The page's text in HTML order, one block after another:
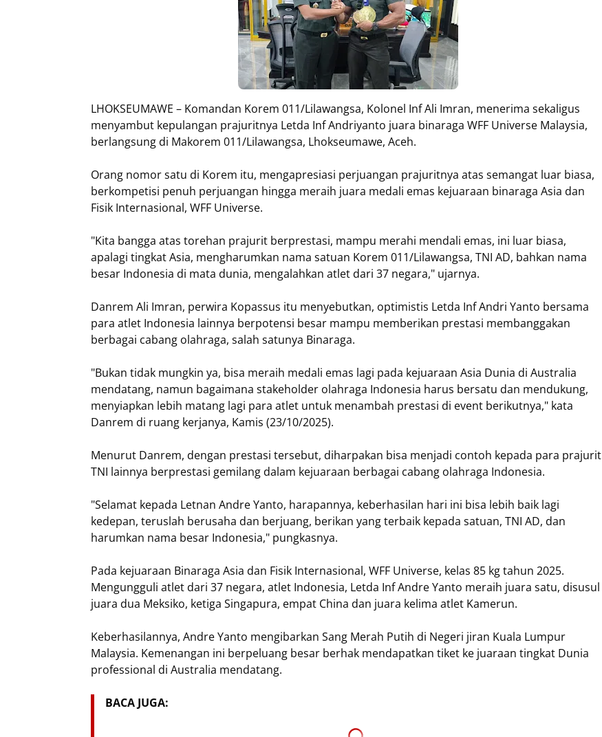
LHOKSEUMAWE – Komandan Korem 011/Lilawangsa, Kolonel Inf Ali Imran, menerima sekaligus
menyambut kepulangan prajuritnya Letda Inf Andriyanto juara binaraga WFF Universe Malaysia,
berlangsung di Makorem 011/Lilawangsa, Lhokseumawe, Aceh.
Orang nomor satu di Korem itu, mengapresiasi perjuangan prajuritnya atas semangat luar biasa,
berkompetisi penuh perjuangan hingga meraih juara medali emas kejuaraan binaraga Asia dan
Fisik Internasional, WFF Universe.
"Kita bangga atas torehan prajurit berprestasi, mampu merahi mendali emas, ini luar biasa,
apalagi tingkat Asia, mengharumkan nama satuan Korem 011/Lilawangsa, TNI AD, bahkan nama
besar Indonesia di mata dunia, mengalahkan atlet dari 37 negara," ujarnya.
Danrem Ali Imran, perwira Kopassus itu menyebutkan, optimistis Letda Inf Andri Yanto bersama
para atlet Indonesia lainnya berpotensi besar mampu memberikan prestasi membanggakan
berbagai cabang olahraga, salah satunya Binaraga.
"Bukan tidak mungkin ya, bisa meraih medali emas lagi pada kejuaraan Asia Dunia di Australia
mendatang, namun bagaimana stakeholder olahraga Indonesia harus bersatu dan mendukung,
menyiapkan lebih matang lagi para atlet untuk menambah prestasi di event berikutnya," kata
Danrem di ruang kerjanya, Kamis (23/10/2025).
Menurut Danrem, dengan prestasi tersebut, diharpakan bisa menjadi contoh kepada para prajurit
TNI lainnya berprestasi gemilang dalam kejuaraan berbagai cabang olahraga Indonesia.
"Selamat kepada Letnan Andre Yanto, harapannya, keberhasilan hari ini bisa lebih baik lagi
kedepan, teruslah berusaha dan berjuang, berikan yang terbaik kepada satuan, TNI AD, dan
harumkan nama besar Indonesia," pungkasnya.
Pada kejuaraan Binaraga Asia dan Fisik Internasional, WFF Universe, kelas 85 kg tahun 2025.
Mengungguli atlet dari 37 negara, atlet Indonesia, Letda Inf Andre Yanto meraih juara satu, disusul
juara dua Meksiko, ketiga Singapura, empat China dan juara kelima atlet Kamerun.
Keberhasilannya, Andre Yanto mengibarkan Sang Merah Putih di Negeri jiran Kuala Lumpur
Malaysia. Kemenangan ini berpeluang besar berhak mendapatkan tiket ke juaraan tingkat Dunia
professional di Australia mendatang.
BACA JUGA: